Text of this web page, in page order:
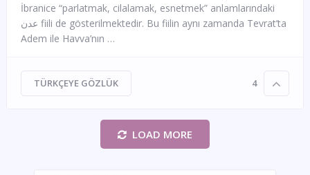
İbranice “parlatmak, cilalamak, esnetmek” anlamlarındaki
عدن fiili de gösterilmektedir. Bu fiilin aynı zamanda Tevrat’ta
Adem ile Havva’nın …
TÜRKÇEYE GÖZLÜK 4
LOAD MORE